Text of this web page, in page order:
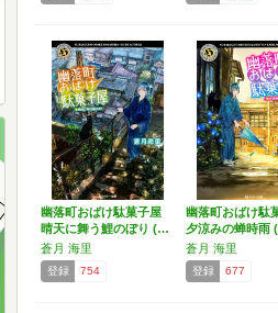
幽落町おばけ駄菓子屋
晴天に舞う鯉のぼり (…
蒼月 海里
登録 754
幽落町おばけ駄
夕涼みの蝉時雨
蒼月 海里
登録 677